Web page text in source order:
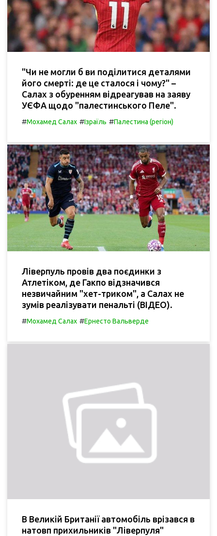
"Чи не могли б ви поділитися деталями
його смерті: де це сталося і чому?" –
Салах з обуренням відреагував на заяву
УЄФА щодо "палестинського Пеле".
#Мохамед Салах #Ізраїль #Палестина (регіон)
Ліверпуль провів два поєдинки з
Атлетіком, де Гакпо відзначився
незвичайним "хет-триком", а Салах не
зумів реалізувати пенальті (ВІДЕО).
#Мохамед Салах #Ернесто Вальверде
В Великій Британії автомобіль врізався в
натовп прихильників "Ліверпуля"